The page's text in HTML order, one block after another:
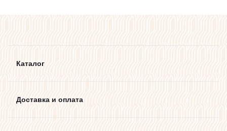
Каталог
Доставка и оплата